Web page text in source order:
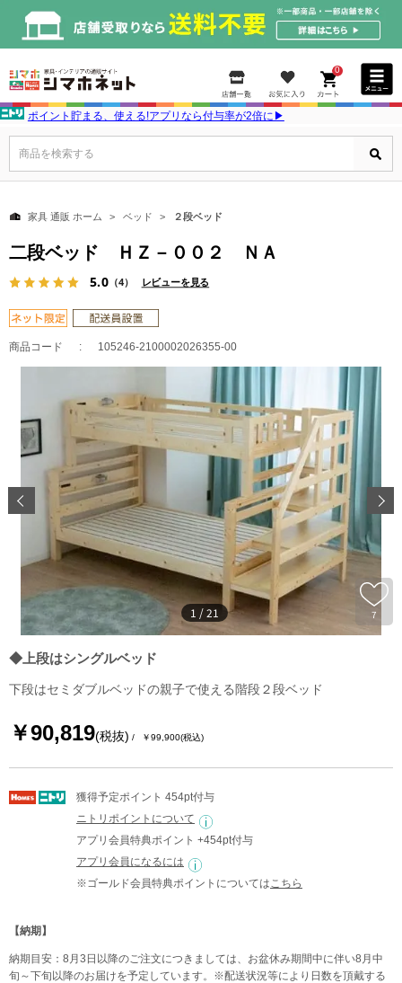
0
ポイント貯まる、使える!アプリなら付与率が2倍に▶
商品を検索する
家具 通販 ホーム ベッド ２段ベッド
二段ベッド ＨＺ－００２ ＮＡ
5.0（4） レビューを見る
商品コード 105246-2100002026355-00
7
1 /21
◆上段はシングルベッド
下段はセミダブルベッドの親子で使える階段２段ベッド
￥90,819(税抜) ￥99,900(税込)
獲得予定ポイント 454pt付与
ニトリポイントについて
アプリ会員特典ポイント +454pt付与
アプリ会員になるには
※ゴールド会員特典ポイントについては こちら
【納期】
納期目安：8月3日以降のご注文につきましては、お盆休み期間中に伴い8月中
旬～下旬以降のお届けを予定しています。※配送状況等により日数を頂戴する